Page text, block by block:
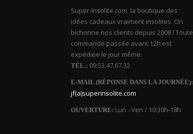
Super-Insolite.com, la boutique des
idées cadeaux vraiment insolites. On
bichonne nos clients depuis 2008 ! Toute
commande passée avant 12h est
expédiée le jour même.
TÉL.: 09.53.47.67.32
E-MAIL (RÉPONSE DANS LA JOURNÉE):
jf(a)superinsolite.com
OUVERTURE: Lun - Ven / 10:30h-18h